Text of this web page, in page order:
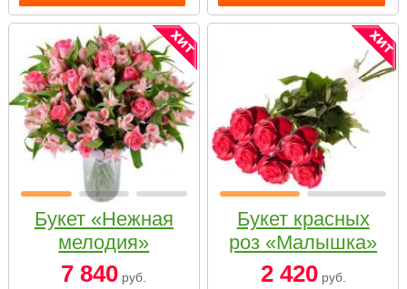
Букет «Нежная
мелодия»
7 840 руб.
Букет красных
роз «Малышка»
2 420руб.